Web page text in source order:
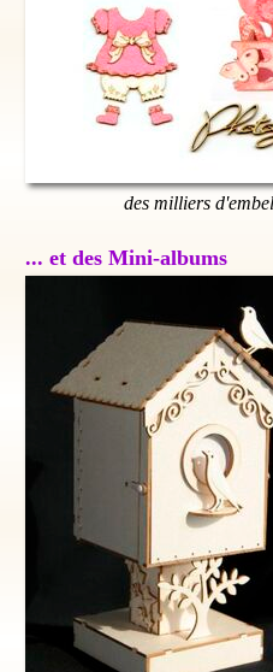
des milliers
... et des Mini-albums